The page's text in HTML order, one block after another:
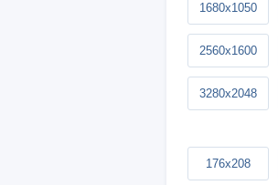
1680x1050
2560x1600
3280x2048
176x208